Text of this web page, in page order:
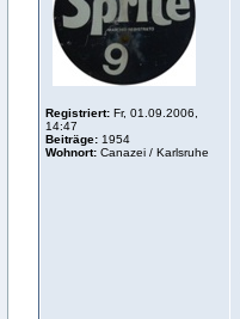
Registriert: Fr, 01.09.2006,
14:47
Beiträge: 1954
Wohnort: Canazei / Karlsruhe